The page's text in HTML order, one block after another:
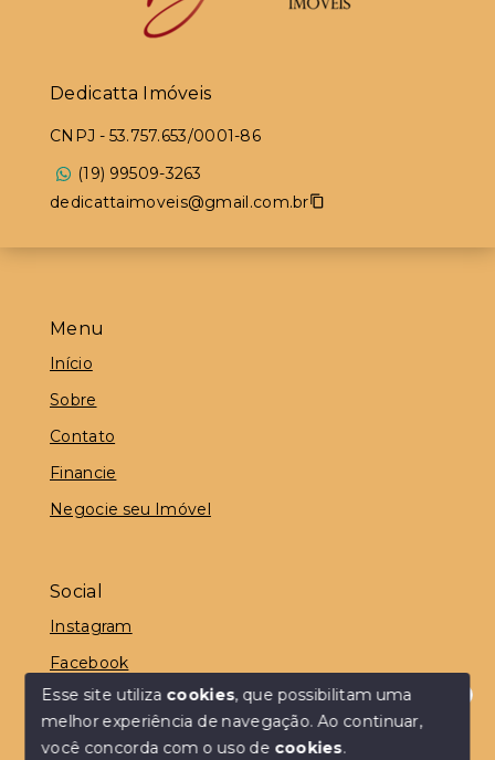
É aqui que começa seu sonho!
como posso te ajudar?
Menu
Início
Sobre
Contato
Financie
Negocie seu Imóvel
Social
Instagram
Facebook
© Copyright 2026 - Dedicatta Imóveis - Todos os
Dedicatta Imóveis
CNPJ - 53.757.653/0001-86
(19) 99509-3263
dedicattaimoveis@gmail.com.br
Esse site utiliza cookies, que possibilitam uma
melhor experiência de navegação.Ao continuar,
você concorda com o uso de cookies.